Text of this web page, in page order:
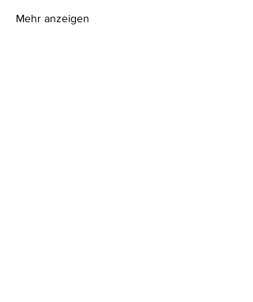
Mehr anzeigen